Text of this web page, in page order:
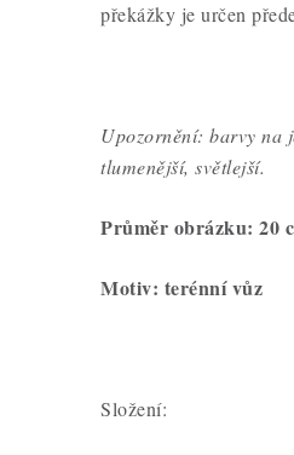
překážky je určen
Upozornění: barvy na
tlumenější, světlejší.
Průměr obrázku: 20
Motiv: terénní vůz
Složení: